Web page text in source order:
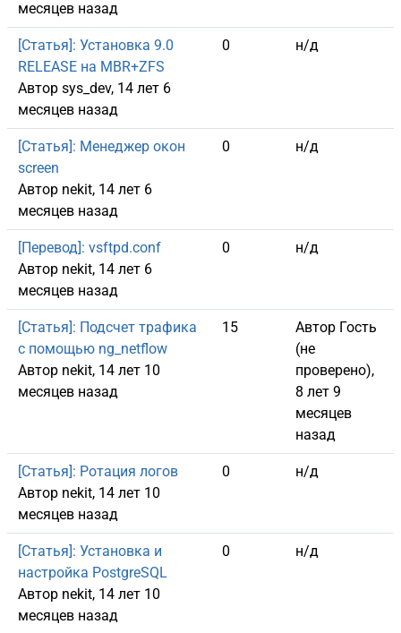
месяцев назад
Обычная тема
[Статья]: Установка 9.0
RELEASE на MBR+ZFS
Автор sys_dev, 14 лет 6
месяцев назад
0 н/д
Обычная тема
[Статья]: Менеджер окон
screen
Автор nekit, 14 лет 6
месяцев назад
0 н/д
Обычная тема
[Перевод]: vsftpd.conf
Автор nekit, 14 лет 6
месяцев назад
0 н/д
Обычная тема
[Статья]: Подсчет трафика
с помощью ng_netflow
Автор nekit, 14 лет 10
месяцев назад
15 Автор Гость
(не
проверено),
8 лет 9
месяцев
назад
Обычная тема
[Статья]: Ротация логов
Автор nekit, 14 лет 10
месяцев назад
0 н/д
Обычная тема
[Статья]: Установка и
настройка PostgreSQL
Автор nekit, 14 лет 10
месяцев назад
0 н/д